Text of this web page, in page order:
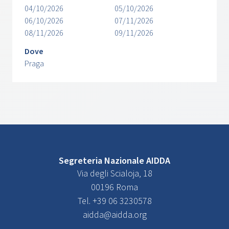
04/10/2026
05/10/2026
06/10/2026
07/11/2026
08/11/2026
09/11/2026
Dove
Praga
Segreteria Nazionale AIDDA
Via degli Scialoja, 18
00196 Roma
Tel. +39 06 3230578
aidda@aidda.org